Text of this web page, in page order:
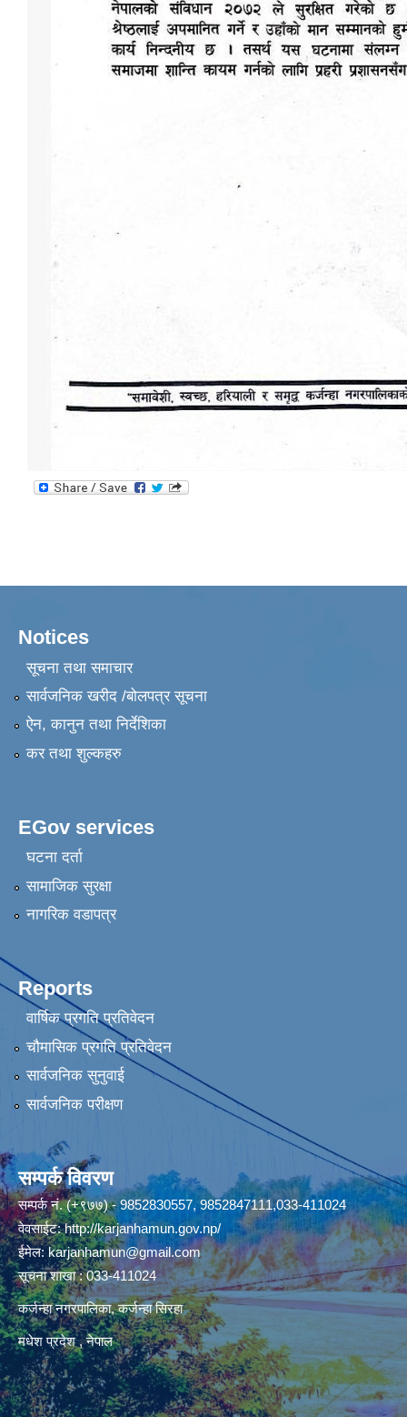
Notices
सूचना तथा समाचार
सार्वजनिक खरीद /बोलपत्र सूचना
ऐन, कानुन तथा निर्देशिका
कर तथा शुल्कहरु
EGov services
घटना दर्ता
सामाजिक सुरक्षा
नागरिक वडापत्र
Reports
वार्षिक प्रगति प्रतिवेदन
चौमासिक प्रगति प्रतिवेदन
सार्वजनिक सुनुवाई
सार्वजनिक परीक्षण
सम्पर्क विवरण
सम्पर्क नं. (+९७७) - 9852830557, 9852847111,033-411024
वेवसाईट:http://karjanhamun.gov.np/
ईमेल:karjanhamun@gmail.com
सूचना शाखा : 033-411024
कर्जन्हा नगरपालिका, कर्जन्हा सिरहा
मधेश प्रदेश , नेपाल